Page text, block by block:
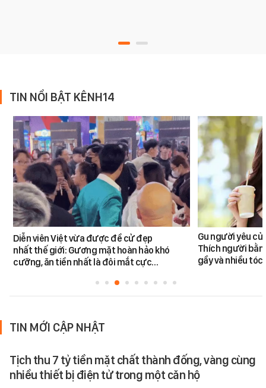
TIN NỔI BẬT KÊNH14
Diễn viên Việt vừa được đề cử đẹp
nhất thế giới: Gương mặt hoàn hảo khó
cưỡng, ăn tiền nhất là đôi mắt cực…
Gu người yêu
Thích người
gầy và nhiều tóc
TIN MỚI CẬP NHẬT
Tịch thu 7 tỷ tiền mặt chất thành đống, vàng cùng
nhiều thiết bị điện tử trong một căn hộ